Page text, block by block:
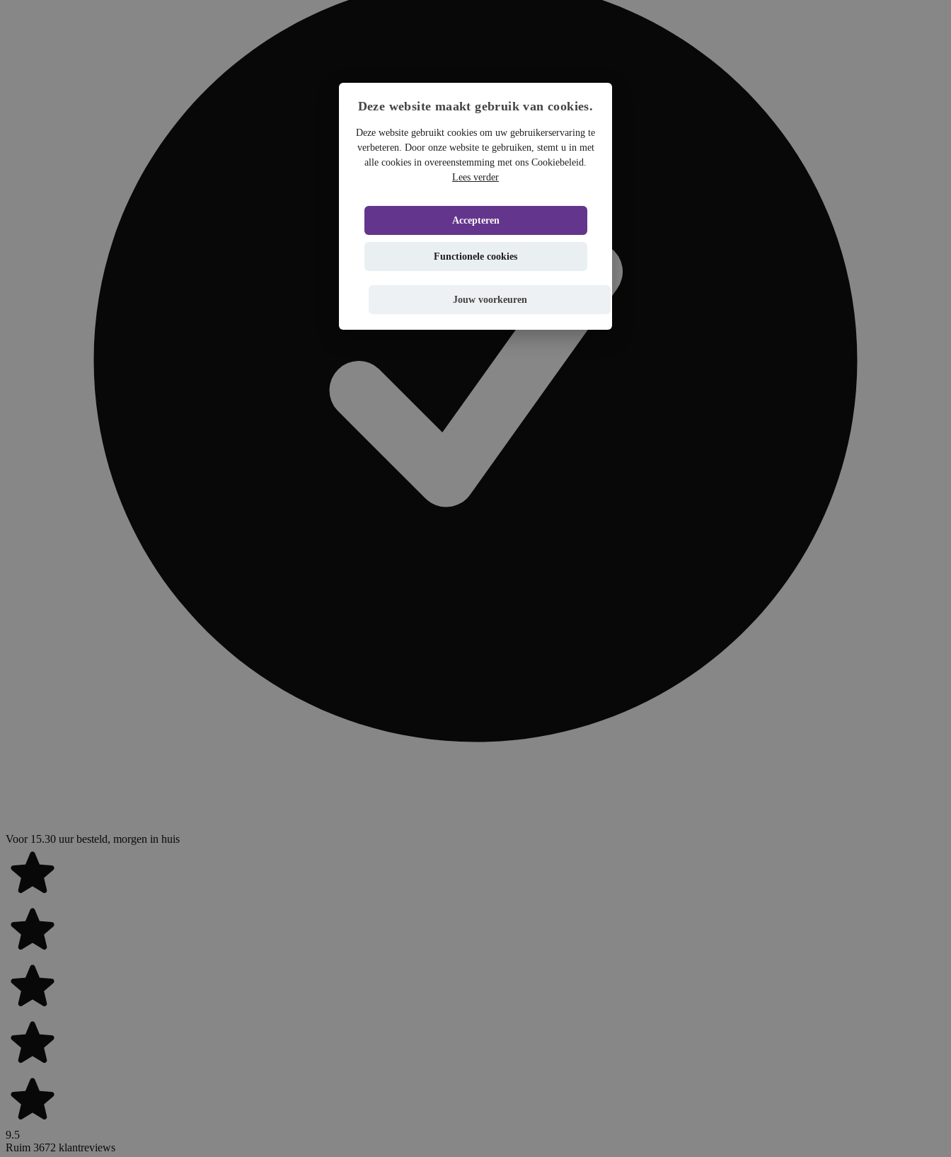
Voor 15.30 uur besteld, morgen in huis
9.5
Ruim 3672 klantreviews
Deze website maakt gebruik van cookies.
Deze website gebruikt cookies om uw gebruikerservaring te
verbeteren. Door onze website te gebruiken, stemt u in met
alle cookies in overeenstemming met ons Cookiebeleid.
Lees verder
Accepteren
Functionele cookies
Jouw voorkeuren